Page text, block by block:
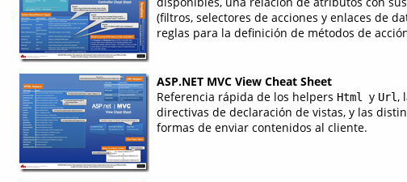
(filtros, selectores de acciones y enlaces de
reglas para la definición de métodos de
ASP.NET MVC View Cheat Sheet
Referencia rápida de los helpers Html y Url ,
directivas de declaración de vistas, y las
formas de enviar contenidos al cliente.